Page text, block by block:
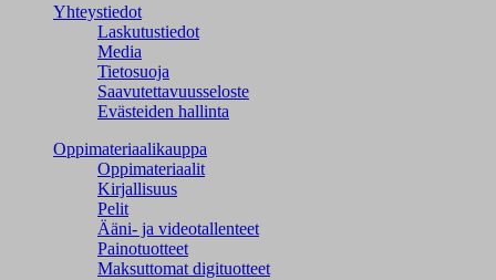
Yhteystiedot
Laskutustiedot
Media
Tietosuoja
Saavutettavuusseloste
Evästeiden hallinta
Oppimateriaalikauppa
Oppimateriaalit
Kirjallisuus
Pelit
Ääni- ja videotallenteet
Painotuotteet
Maksuttomat digituotteet